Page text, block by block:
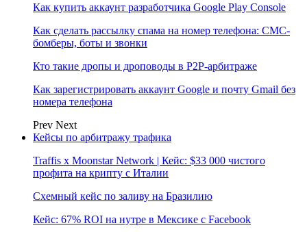
Как купить аккаунт разработчика Google Play Console
Как сделать рассылку спама на номер телефона: СМС-
бомберы, боты и звонки
Кто такие дропы и дроповоды в P2P-арбитраже
Как зарегистрировать аккаунт Google и почту Gmail без
номера телефона
Prev Next
Кейсы по арбитражу трафика
Traffis x Moonstar Network | Кейс: $33 000 чистого
профита на крипту с Италии
Схемный кейс по заливу на Бразилию
Кейс: 67% ROI на нутре в Мексике с Facebook